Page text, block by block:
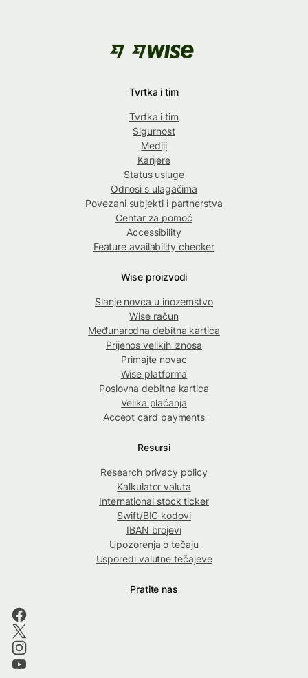
Tvrtka i tim
Tvrtka i tim
Sigurnost
Mediji
Karijere
Status usluge
Odnosi s ulagačima
Povezani subjekti i partnerstva
Centar za pomoć
Accessibility
Feature availability checker
Wise proizvodi
Slanje novca u inozemstvo
Wise račun
Međunarodna debitna kartica
Prijenos velikih iznosa
Primajte novac
Wise platforma
Poslovna debitna kartica
Velika plaćanja
Accept card payments
Resursi
Research privacy policy
Kalkulator valuta
International stock ticker
Swift/BIC kodovi
IBAN brojevi
Upozorenja o tečaju
Usporedi valutne tečajeve
Pratite nas